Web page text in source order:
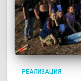
РЕАЛИЗАЦИЯ